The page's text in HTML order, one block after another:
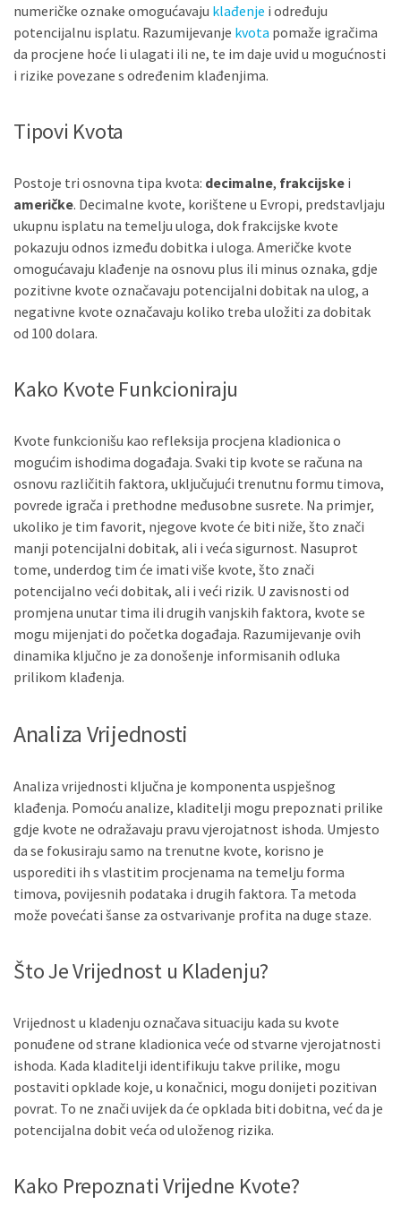
numeričke oznake omogućavaju klađenje i određuju
potencijalnu isplatu. Razumijevanje kvota pomaže igračima
da procjene hoće li ulagati ili ne, te im daje uvid u mogućnosti
i rizike povezane s određenim klađenjima.
Tipovi Kvota
Postoje tri osnovna tipa kvota: decimalne, frakcijske i
američke. Decimalne kvote, korištene u Evropi, predstavljaju
ukupnu isplatu na temelju uloga, dok frakcijske kvote
pokazuju odnos između dobitka i uloga. Američke kvote
omogućavaju klađenje na osnovu plus ili minus oznaka, gdje
pozitivne kvote označavaju potencijalni dobitak na ulog, a
negativne kvote označavaju koliko treba uložiti za dobitak
od 100 dolara.
Kako Kvote Funkcioniraju
Kvote funkcionišu kao refleksija procjena kladionica o
mogućim ishodima događaja. Svaki tip kvote se računa na
osnovu različitih faktora, uključujući trenutnu formu timova,
povrede igrača i prethodne međusobne susrete. Na primjer,
ukoliko je tim favorit, njegove kvote će biti niže, što znači
manji potencijalni dobitak, ali i veća sigurnost. Nasuprot
tome, underdog tim će imati više kvote, što znači
potencijalno veći dobitak, ali i veći rizik. U zavisnosti od
promjena unutar tima ili drugih vanjskih faktora, kvote se
mogu mijenjati do početka događaja. Razumijevanje ovih
dinamika ključno je za donošenje informisanih odluka
prilikom klađenja.
Analiza Vrijednosti
Analiza vrijednosti ključna je komponenta uspješnog
klađenja. Pomoću analize, kladitelji mogu prepoznati prilike
gdje kvote ne odražavaju pravu vjerojatnost ishoda. Umjesto
da se fokusiraju samo na trenutne kvote, korisno je
usporediti ih s vlastitim procjenama na temelju forma
timova, povijesnih podataka i drugih faktora. Ta metoda
može povećati šanse za ostvarivanje profita na duge staze.
Što Je Vrijednost u Kladenju?
Vrijednost u kladenju označava situaciju kada su kvote
ponuđene od strane kladionica veće od stvarne vjerojatnosti
ishoda. Kada kladitelji identifikuju takve prilike, mogu
postaviti opklade koje, u konačnici, mogu donijeti pozitivan
povrat. To ne znači uvijek da će opklada biti dobitna, već da je
potencijalna dobit veća od uloženog rizika.
Kako Prepoznati Vrijedne Kvote?